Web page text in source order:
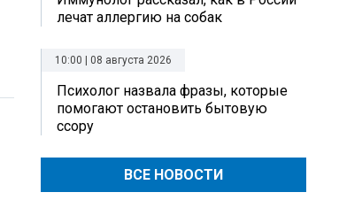
лечат аллергию на собак
10:00 | 08 августа 2026
Психолог назвала фразы, которые
помогают остановить бытовую
ссору
ВСЕ НОВОСТИ